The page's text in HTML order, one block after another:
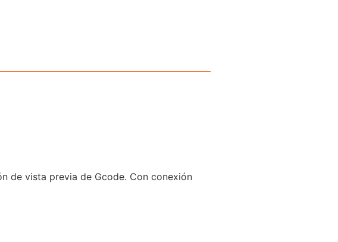
de vista previa de Gcode. Con conexión